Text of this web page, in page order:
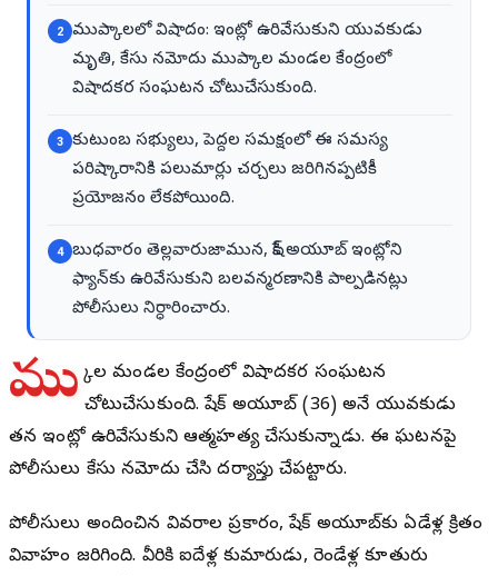
2
ముప్కాలలో విషాదం: ఇంట్లో ఉరివేసుకుని యువకుడు
మృతి, కేసు నమోదు ముప్కాల మండల కేంద్రంలో
విషాదకర సంఘటన చోటుచేసుకుంది.
3
కుటుంబ సభ్యులు, పెద్దల సమక్షంలో ఈ సమస్య
పరిష్కారానికి పలుమార్లు చర్చలు జరిగినప్పటికీ
ప్రయోజనం లేకపోయింది.
4
బుధవారం తెల్లవారుజామున, షేక్ అయూబ్ ఇంట్లోని
ఫ్యాన్‌కు ఉరివేసుకుని బలవన్మరణానికి పాల్పడినట్లు
పోలీసులు నిర్ధారించారు.
ము ప్కాల మండల కేంద్రంలో విషాదకర సంఘటన
చోటుచేసుకుంది. షేక్ అయూబ్ (36) అనే యువకుడు
తన ఇంట్లో ఉరివేసుకుని ఆత్మహత్య చేసుకున్నాడు. ఈ ఘటనపై
పోలీసులు కేసు నమోదు చేసి దర్యాప్తు చేపట్టారు.
పోలీసులు అందించిన వివరాల ప్రకారం, షేక్ అయూబ్‌కు ఏడేళ్ల క్రితం
వివాహం జరిగింది. వీరికి ఐదేళ్ల కుమారుడు, రెండేళ్ల కూతురు